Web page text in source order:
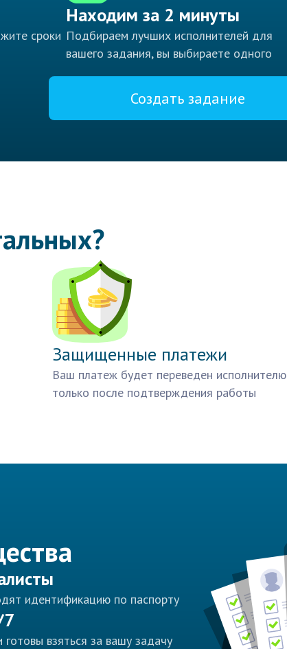
сроки
Находим за 2 минуты
Подбираем лучших исполнителей для
вашего задания, вы выбираете одного
Создать задание
Защищенные платежи
Ваш платеж будет переведен исполнителю
только после подтверждения работы
идентификацию по паспорту
7
взяться за вашу задачу